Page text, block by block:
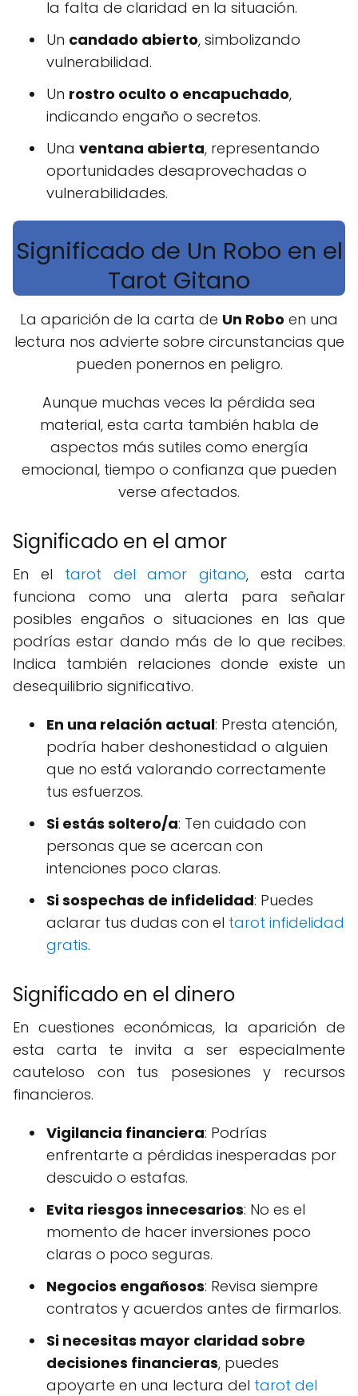
la falta de claridad en la situación.
Un candado abierto, simbolizando
vulnerabilidad.
Un rostro oculto o encapuchado,
indicando engaño o secretos.
Una ventana abierta, representando
oportunidades desaprovechadas o
vulnerabilidades.
Significado de Un Robo en el
Tarot Gitano
La aparición de la carta de Un Robo en una
lectura nos advierte sobre circunstancias que
pueden ponernos en peligro.
Aunque muchas veces la pérdida sea
material, esta carta también habla de
aspectos más sutiles como energía
emocional, tiempo o confianza que pueden
verse afectados.
Significado en el amor
En el tarot del amor gitano, esta carta
funciona como una alerta para señalar
posibles engaños o situaciones en las que
podrías estar dando más de lo que recibes.
Indica también relaciones donde existe un
desequilibrio significativo.
En una relación actual: Presta atención,
podría haber deshonestidad o alguien
que no está valorando correctamente
tus esfuerzos.
Si estás soltero/a: Ten cuidado con
personas que se acercan con
intenciones poco claras.
Si sospechas de infidelidad: Puedes
aclarar tus dudas con el tarot infidelidad
gratis.
Significado en el dinero
En cuestiones económicas, la aparición de
esta carta te invita a ser especialmente
cauteloso con tus posesiones y recursos
financieros.
Vigilancia financiera: Podrías
enfrentarte a pérdidas inesperadas por
descuido o estafas.
Evita riesgos innecesarios: No es el
momento de hacer inversiones poco
claras o poco seguras.
Negocios engañosos: Revisa siempre
contratos y acuerdos antes de firmarlos.
Si necesitas mayor claridad sobre
decisiones financieras, puedes
apoyarte en una lectura del tarot del